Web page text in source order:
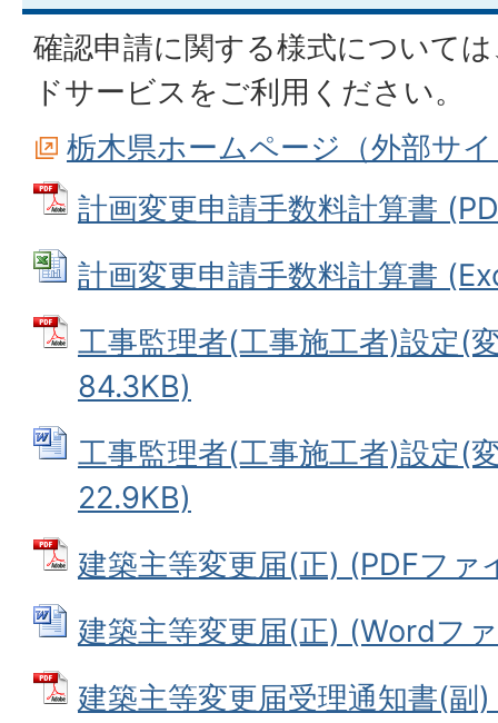
確認申請に関する様式について
ドサービスをご利用ください。
栃木県ホームページ（外部サ
計画変更申請手数料計算書
計画変更申請手数料計算書
工事監理者(工事施工者)設定(
84.3KB)
工事監理者(工事施工者)設定(
22.9KB)
建築主等変更届(正) (PDFファ
建築主等変更届(正) (Wordフ
建築主等変更届受理通知書(副